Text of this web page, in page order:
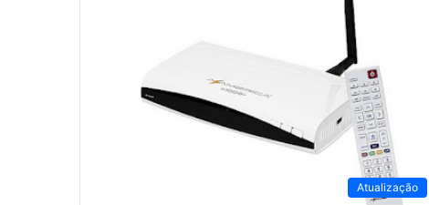
Atualização